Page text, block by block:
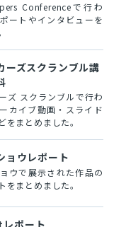
Conferenceで行わ
ートやインタビューを
ーズスクランブル講
ズ スクランブルで行わ
カイブ動画・スライド
をまとめました。
ョウレポート
ウで展示された作品の
をまとめました。
ポート